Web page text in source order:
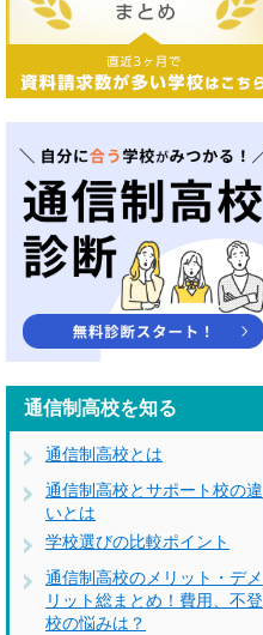
通信制高校を知る
通信制高校とは
通信制高校とサポート校の違
いとは
学校選びの比較ポイント
通信制高校のメリット・デメ
リット総まとめ！費用、不登
校の悩みは？